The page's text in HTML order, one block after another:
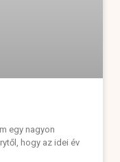
egy nagyon
hogy az idei év